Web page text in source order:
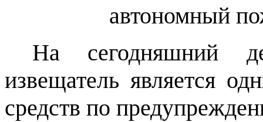
автономный
На сегодняшний
извещатель является
средств по